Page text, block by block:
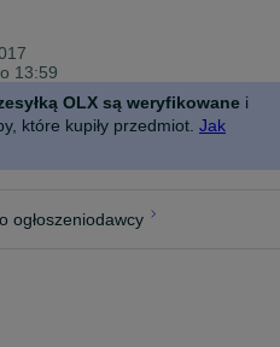
13:59
OLX są weryfikowane i
które kupiły przedmiot. Jak
ogłoszeniodawcy